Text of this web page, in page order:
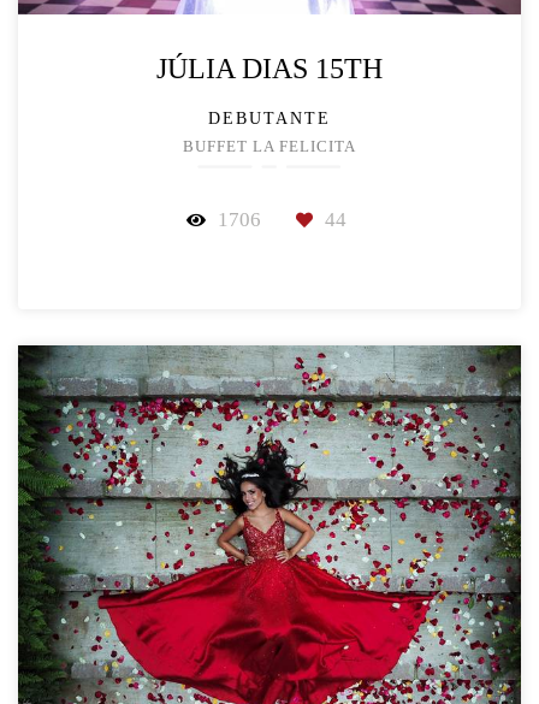
JÚLIA DIAS 15TH
DEBUTANTE
BUFFET LA FELICITA
1706 44